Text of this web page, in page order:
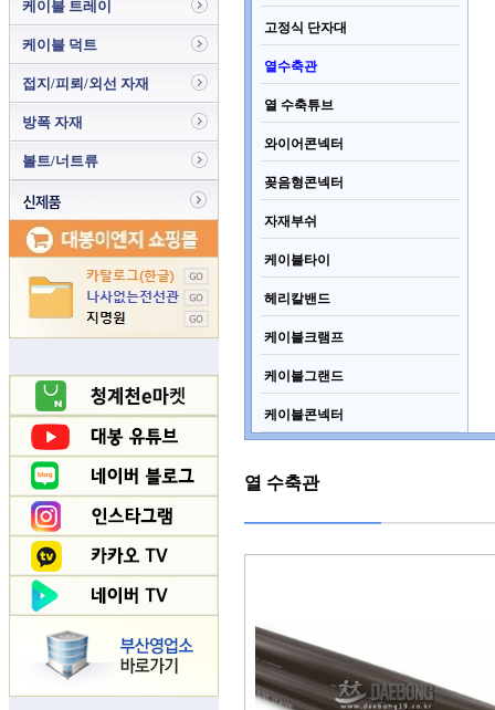
케이블 트레이
케이블 덕트
접지/피뢰/외선 자재
방폭 자재
볼트/너트류
고정식 단자대
열수축관
열 수축튜브
와이어콘넥터
꽂음형콘넥터
자재부쉬
케이블타이
헤리칼밴드
케이블크램프
케이블그랜드
케이블콘넥터
열 수축관